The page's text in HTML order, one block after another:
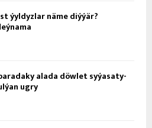
ýyldyzlar näme diýýär?
ala­da döw­let sy­ýa­sa­ty­
ug­ry